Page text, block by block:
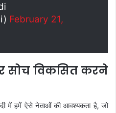
February 21,
सोच विकसित करने
में हमें ऐसे नेताओं की आवश्यकता है, जो